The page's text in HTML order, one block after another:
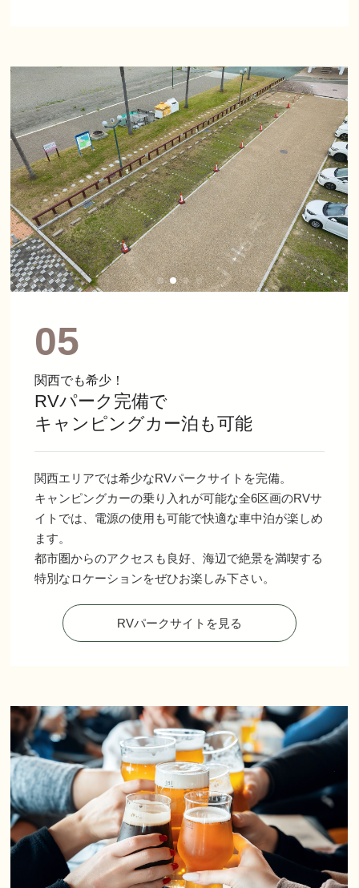
05
関西でも希少！
RVパーク完備で
キャンピングカー泊も可能
関西エリアでは希少なRVパークサイトを完備。
キャンピングカーの乗り入れが可能な全6区画のRVサ
イトでは、電源の使用も可能で快適な車中泊が楽しめ
ます。
都市圏からのアクセスも良好、海辺で絶景を満喫する
特別なロケーションをぜひお楽しみ下さい。
RVパークサイトを見る